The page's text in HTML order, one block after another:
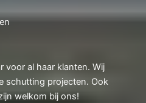
voor al haar klanten. Wij
schutting projecten. Ook
welkom bij ons!